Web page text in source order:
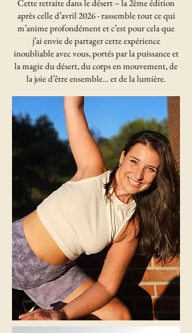
Cette retraite dans le désert – la 2ème édition
après celle d’avril 2026 - rassemble tout ce qui
m’anime profondément et c’est pour cela que
j’ai envie de partager cette expérience
inoubliable avec vous, portés par la puissance et
la magie du désert, du corps en mouvement, de
la joie d’être ensemble… et de la lumière.